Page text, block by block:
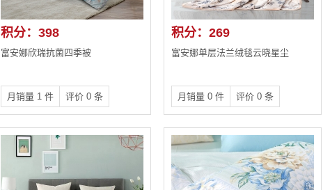
积分：398
富安娜欣瑞抗菌四季被
月销量 1 件 评价 0 条
积分：269
富安娜单层法兰绒毯云晓星尘
月销量 0 件 评价 0 条